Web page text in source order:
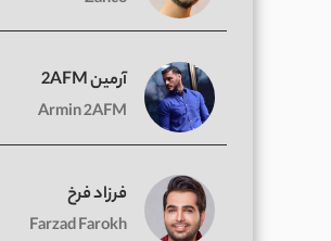
آرمین 2AFM
Armin 2AFM
فرزاد فرخ
Farzad Farokh